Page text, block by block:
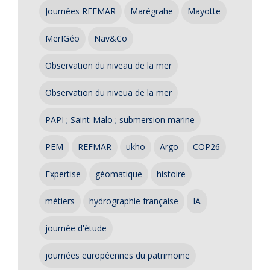
Journées REFMAR Marégrahe Mayotte
MerIGéo Nav&Co
Observation du niveau de la mer
Observation du niveua de la mer
PAPI ; Saint-Malo ; submersion marine
PEM REFMAR ukho Argo COP26
Expertise géomatique histoire
métiers hydrographie française IA
journée d'étude
journées européennes du patrimoine